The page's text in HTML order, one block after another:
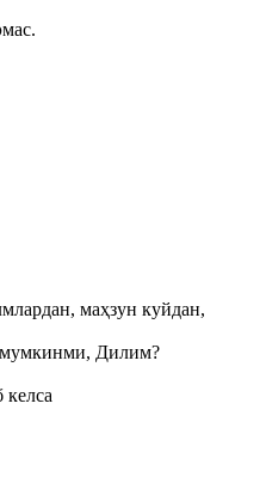
маҳзун куйдан,
Дилим?